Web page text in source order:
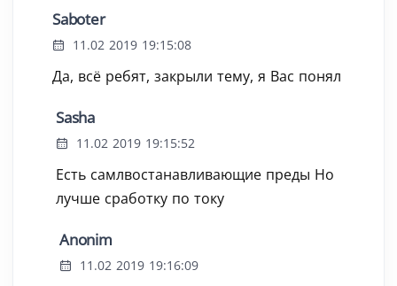
Saboter
11.02 2019 19:15:08
Да, всё ребят, закрыли тему, я Вас понял
Sasha
11.02 2019 19:15:52
Есть самлвостанавливающие преды Но
лучше сработку по току
Anonim
11.02 2019 19:16:09